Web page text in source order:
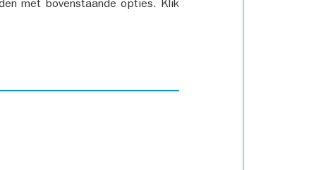
met bovenstaande opties. Klik